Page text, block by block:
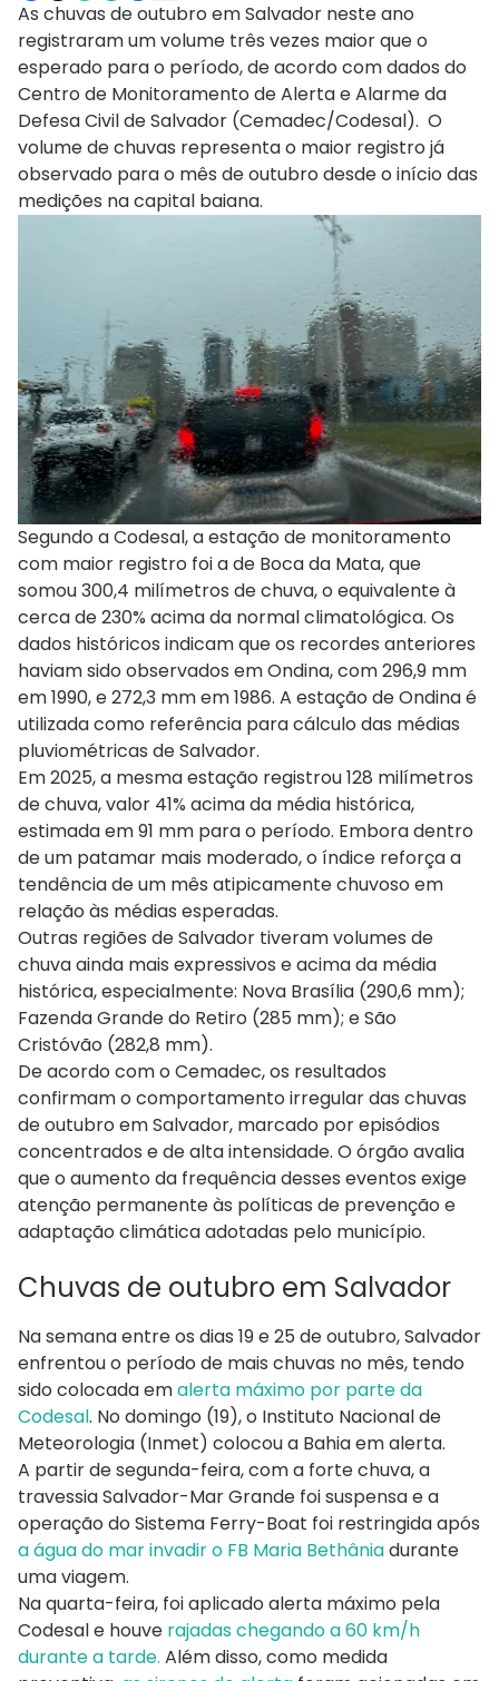
As chuvas de outubro em Salvador neste ano
registraram um volume três vezes maior que o
esperado para o período, de acordo com dados do
Centro de Monitoramento de Alerta e Alarme da
Defesa Civil de Salvador (Cemadec/Codesal). O
volume de chuvas representa o maior registro já
observado para o mês de outubro desde o início das
medições na capital baiana.
Segundo a Codesal, a estação de monitoramento
com maior registro foi a de Boca da Mata, que
somou 300,4 milímetros de chuva, o equivalente à
cerca de 230% acima da normal climatológica. Os
dados históricos indicam que os recordes anteriores
haviam sido observados em Ondina, com 296,9 mm
em 1990, e 272,3 mm em 1986. A estação de Ondina é
utilizada como referência para cálculo das médias
pluviométricas de Salvador.
Em 2025, a mesma estação registrou 128 milímetros
de chuva, valor 41% acima da média histórica,
estimada em 91 mm para o período. Embora dentro
de um patamar mais moderado, o índice reforça a
tendência de um mês atipicamente chuvoso em
relação às médias esperadas.
Outras regiões de Salvador tiveram volumes de
chuva ainda mais expressivos e acima da média
histórica, especialmente: Nova Brasília (290,6 mm);
Fazenda Grande do Retiro (285 mm); e São
Cristóvão (282,8 mm).
De acordo com o Cemadec, os resultados
confirmam o comportamento irregular das chuvas
de outubro em Salvador, marcado por episódios
concentrados e de alta intensidade. O órgão avalia
que o aumento da frequência desses eventos exige
atenção permanente às políticas de prevenção e
adaptação climática adotadas pelo município.
Chuvas de outubro em Salvador
Na semana entre os dias 19 e 25 de outubro, Salvador
enfrentou o período de mais chuvas no mês, tendo
sido colocada emalerta máximo por parte da
Codesal. No domingo (19), o Instituto Nacional de
Meteorologia (Inmet) colocou a Bahia em alerta.
A partir de segunda-feira, com a forte chuva, a
travessia Salvador-Mar Grande foi suspensa e a
operação do Sistema Ferry-Boat foi restringida após
a água do mar invadir o FB Maria Bethâniadurante
uma viagem.
Na quarta-feira, foi aplicado alerta máximo pela
Codesal e houve rajadas chegando a 60 km/h
durante a tarde. Além disso, como medida